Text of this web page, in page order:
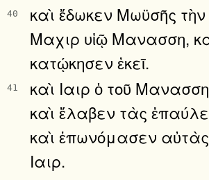
40
καὶ ἔδωκεν Μωϋσῆς
Μαχιρ υἱῷ Μανασση,
κατῴκησεν ἐκεῖ.
41
καὶ Ιαιρ ὁ τοῦ
καὶ ἔλαβεν τὰς
καὶ ἐπωνόμασεν
Ιαιρ.